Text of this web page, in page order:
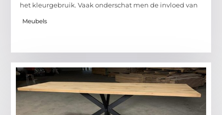
het kleurgebruik. Vaak onderschat men de invloed van
Meubels